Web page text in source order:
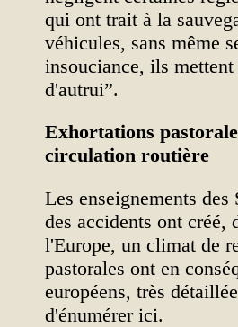
qui ont trait à la
véhicules, sans même
insouciance, ils
d'autrui”.
Exhortations
circulation routière
Les enseignements
des accidents ont créé,
l'Europe, un climat de
pastorales ont en
européens, très
d'énumérer ici.